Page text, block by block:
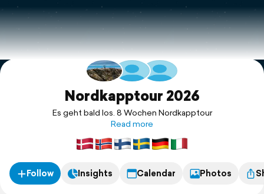
Flyover video
Explore
SupportNordkapptour 2026
Es geht bald los. 8 Wochen Nordkapptour
Read more
Follow Insights Calendar Photos